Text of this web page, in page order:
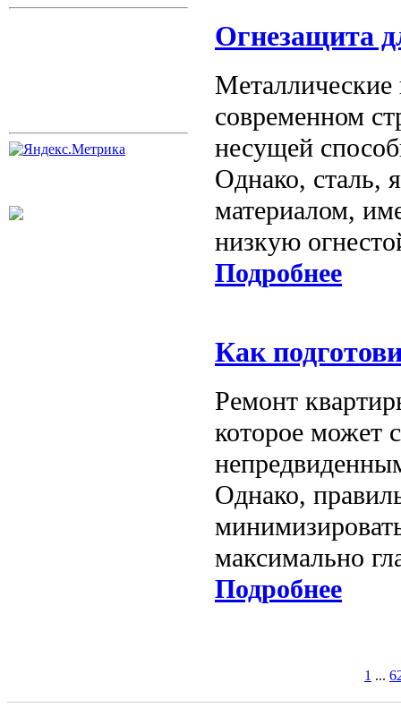
Огнезащита
Металлические
современном
несущей
Однако, сталь,
материалом,
низкую
Подробнее
Как
Ремонт
которое может
Однако,
максимально
Подробнее
1 ...